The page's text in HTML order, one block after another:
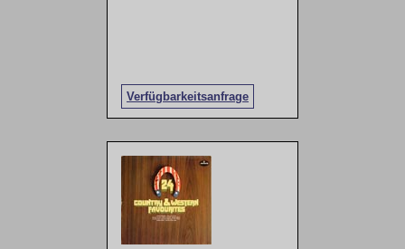
Verfügbarkeitsanfrage